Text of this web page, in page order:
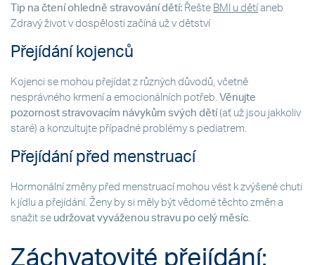
Tip na čtení ohledně stravování dětí: Řešte BMI u dětí aneb
Zdravý život v dospělosti začíná už v dětství
Přejídání kojenců
Kojenci se mohou přejídat z různých důvodů, včetně
nesprávného krmení a emocionálních potřeb. Věnujte
pozornost stravovacím návykům svých dětí (ať už jsou jakkoliv
staré) a konzultujte případné problémy s pediatrem.
Přejídání před menstruací
Hormonální změny před menstruací mohou vést k zvýšené chuti
k jídlu a přejídání. Ženy by si měly být vědomé těchto změn a
snažit se udržovat vyváženou stravu po celý měsíc
Záchvatovité přejídání: